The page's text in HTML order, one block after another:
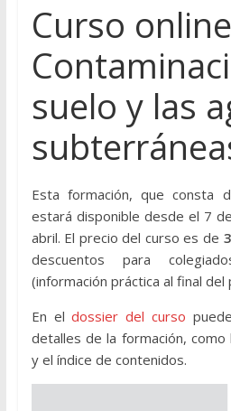
Curso
suelo y las
Esta formación, que consta
estará disponible desde el 7
abril. El precio del curso es de
descuentos para
(información práctica al final del
En eldossier del curso
detalles de la formación,
y el índice de contenidos.